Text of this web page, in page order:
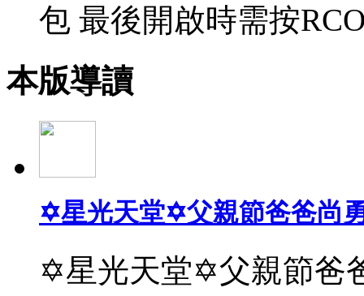
包 最後開啟時需按
本版導讀
✡星光天堂✡父親節爸爸尚
✡星光天堂✡父親節爸